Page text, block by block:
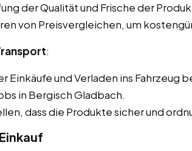
der Qualität und Frische der
von Preisvergleichen, um
:
Einkäufe und Verladen ins
in Bergisch Gladbach.
dass die Produkte sicher und